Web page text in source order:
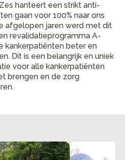
hanteert een strikt anti-
gaan voor 100% naar ons
afgelopen jaren werd met dit
revalidatieprogramma A-
kankerpatiënten beter en
Dit is een belangrijk en uniek
voor alle kankerpatiënten
brengen en de zorg